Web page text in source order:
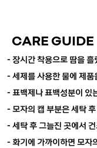
CARE GUIDE
- 장시간 착용으로 땀을
- 세제를 사용한 물에 제
- 표백제나 표백성분이 있
- 모자의 캡 부분은 세탁
- 세탁 후 그늘진 곳에서
- 화기에 가까이하면 모자